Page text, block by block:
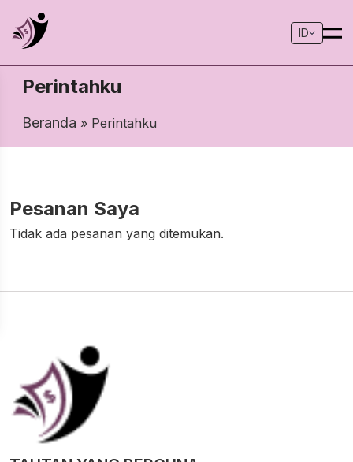
ID
Perintahku
Beranda » Perintahku
Pesanan Saya
Tidak ada pesanan yang ditemukan.